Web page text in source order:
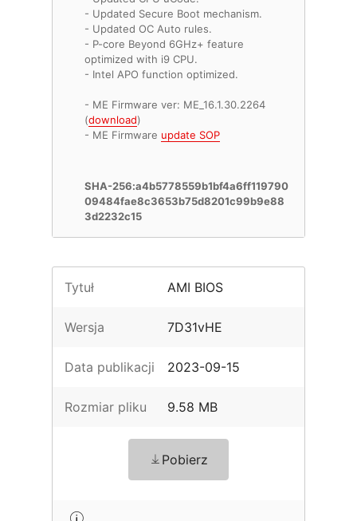
- Updated Secure Boot mechanism.
- Updated OC Auto rules.
- P-core Beyond 6GHz+ feature
optimized with i9 CPU.
- Intel APO function optimized.
- ME Firmware ver: ME_16.1.30.2264
(download)
- ME Firmware update SOP
SHA-256:a4b5778559b1bf4a6ff119790
09484fae8c3653b75d8201c99b9e88
3d2232c15
Tytuł AMI BIOS
Wersja 7D31vHE
Data publikacji 2023-09-15
Rozmiar pliku 9.58 MB
Pobierz